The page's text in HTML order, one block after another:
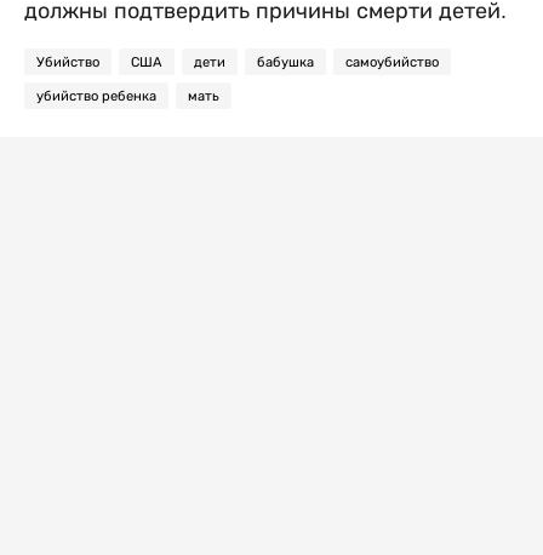
должны подтвердить причины смерти детей.
Убийство США дети бабушка самоубийство
убийство ребенка мать